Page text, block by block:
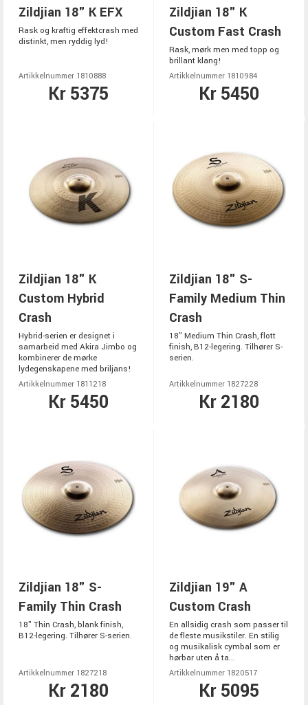
Zildjian 18" K EFX
Rask og kraftig effektcrash med
distinkt, men ryddig lyd!
Artikkelnummer 1810888
Kr 5375
Zildjian 18" K
Custom Fast Crash
Rask, mørk men med topp og
brillant klang!
Artikkelnummer 1810984
Kr 5450
Zildjian 18" K
Custom Hybrid
Crash
Hybrid-serien er designet i
samarbeid med Akira Jimbo og
kombinerer de mørke
lydegenskapene med briljans!
Artikkelnummer 1811218
Kr 5450
Zildjian 18" S-
Family Medium Thin
Crash
18" Medium Thin Crash, flott
finish, B12-legering. Tilhører S-
serien.
Artikkelnummer 1827228
Kr 2180
Zildjian 18" S-
Family Thin Crash
18" Thin Crash, blank finish,
B12-legering. Tilhører S-serien.
Artikkelnummer 1827218
Kr 2180
Zildjian 19" A
Custom Crash
En allsidig crash som passer til
de fleste musikstiler. En stilig
og musikalisk cymbal som er
hørbar uten å ta...
Artikkelnummer 1820517
Kr 5095